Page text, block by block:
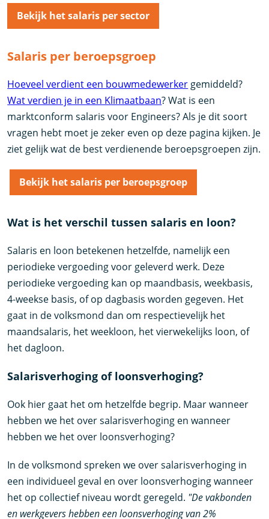
Bekijk het salaris per sector
Salaris per beroepsgroep
Hoeveel verdient een bouwmedewerker gemiddeld?
Wat verdien je in een Klimaatbaan? Wat is een
marktconform salaris voor Engineers? Als je dit soort
vragen hebt moet je zeker even op deze pagina kijken. Je
ziet gelijk wat de best verdienende beroepsgroepen zijn.
Bekijk het salaris per beroepsgroep
Wat is het verschil tussen salaris en loon?
Salaris en loon betekenen hetzelfde, namelijk een
periodieke vergoeding voor geleverd werk. Deze
periodieke vergoeding kan op maandbasis, weekbasis,
4-weekse basis, of op dagbasis worden gegeven. Het
gaat in de volksmond dan om respectievelijk het
maandsalaris, het weekloon, het vierwekelijks loon, of
het dagloon.
Salarisverhoging of loonsverhoging?
Ook hier gaat het om hetzelfde begrip. Maar wanneer
hebben we het over salarisverhoging en wanneer
hebben we het over loonsverhoging?
In de volksmond spreken we over salarisverhoging in
een individueel geval en over loonsverhoging wanneer
het op collectief niveau wordt geregeld. "De vakbonden
en werkgevers hebben een loonsverhoging van 2%